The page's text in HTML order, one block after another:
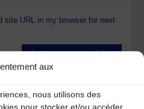
aux
nous utilisons des
pour stocker et/ou accéder
site URL in my browser for next
les indésirables.
.